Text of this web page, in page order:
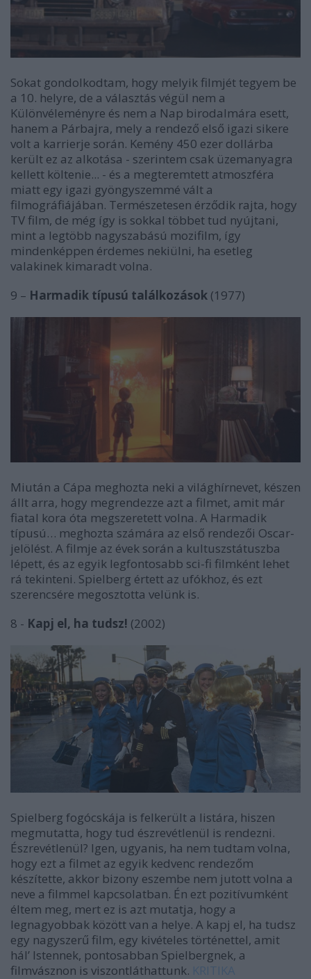
Sokat gondolkodtam, hogy melyik filmjét tegyem be
a 10. helyre, de a választás végül nem a
Különvéleményre és nem a Nap birodalmára esett,
hanem a Párbajra, mely a rendező első igazi sikere
volt a karrierje során. Kemény 450 ezer dollárba
került ez az alkotása - szerintem csak üzemanyagra
kellett költenie... - és a megteremtett atmoszféra
miatt egy igazi gyöngyszemmé vált a
filmográfiájában. Természetesen érződik rajta, hogy
TV film, de még így is sokkal többet tud nyújtani,
mint a legtöbb nagyszabású mozifilm, így
mindenképpen érdemes nekiülni, ha esetleg
valakinek kimaradt volna.
9 – Harmadik típusú találkozások (1977)
Miután a Cápa meghozta neki a világhírnevet, készen
állt arra, hogy megrendezze azt a filmet, amit már
fiatal kora óta megszeretett volna. A Harmadik
típusú… meghozta számára az első rendezői Oscar-
jelölést. A filmje az évek során a kultuszstátuszba
lépett, és az egyik legfontosabb sci-fi filmként lehet
rá tekinteni. Spielberg értett az ufókhoz, és ezt
szerencsére megosztotta velünk is.
8 - Kapj el, ha tudsz! (2002)
Spielberg fogócskája is felkerült a listára, hiszen
megmutatta, hogy tud észrevétlenül is rendezni.
Észrevétlenül? Igen, ugyanis, ha nem tudtam volna,
hogy ezt a filmet az egyik kedvenc rendezőm
készítette, akkor bizony eszembe nem jutott volna a
neve a filmmel kapcsolatban. Én ezt pozitívumként
éltem meg, mert ez is azt mutatja, hogy a
legnagyobbak között van a helye. A kapj el, ha tudsz
egy nagyszerű film, egy kivételes történettel, amit
hál’ Istennek, pontosabban Spielbergnek, a
filmvásznon is viszontláthattunk. KRITIKA